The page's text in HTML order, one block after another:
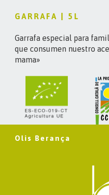
GARRAFA | 5L
Garrafa especial para
que consumen nuestro
mama»
Olis Berança